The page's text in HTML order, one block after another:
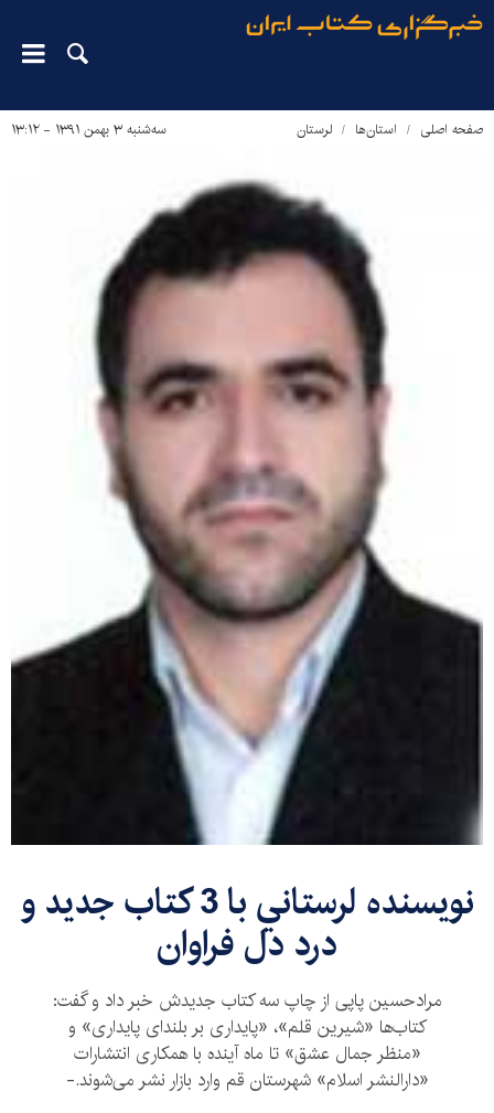
صفحه اصلی استان‌ها لرستان سه‌شنبه ۳ بهمن ۱۳۹۱ - ۱۳:۱۲
نویسنده‌ لرستاني با 3 کتاب جدید و
درد دل‌ فراوان
مرادحسین پاپی از چاپ سه کتاب جدیدش خبر داد و گفت:
کتاب‌ها «شیرین قلم»، «پایداری بر بلندای پایداری» و
«منظر جمال عشق» تا ماه آینده با همکاری انتشارات
«دارالنشر اسلام» شهرستان قم وارد بازار نشر می‌شوند.-